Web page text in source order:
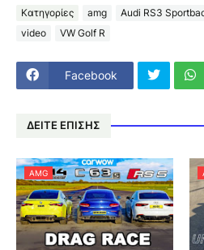
Κατηγορίες amg Audi RS3
video
VW Golf R
Facebook
ΔΕΙΤΕ ΕΠΙΣΗΣ
AMG